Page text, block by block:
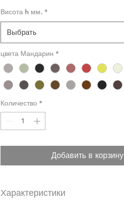
за
Квадратный
метр
Висота h мм. *
Выбрать
цвета Мандарин *
Количество *
Добавить в корзину
Характеристики